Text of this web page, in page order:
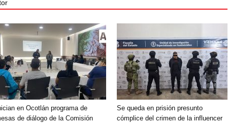
en Ocotlán programa de
de diálogo de la Comisión
Se queda en prisión presunto
cómplice del crimen de la influencer